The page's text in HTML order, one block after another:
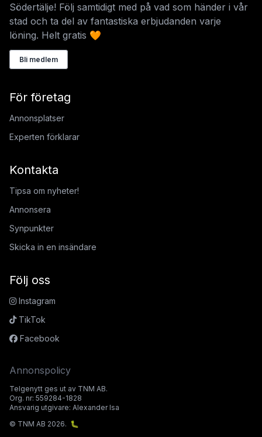
Södertälje! Följ samtidigt med på vad som händer i vår
stad och ta del av fantastiska erbjudanden varje
löning. Helt gratis 🧡
Bli medlem
För företag
Annonsplatser
Experten förklarar
Kontakta
Tipsa om nyheter!
Annonsera
Synpunkter
Skicka in en insändare
Följ oss
Instagram
TikTok
Facebook
Annonspolicy
Telgenytt ges ut av TNM AB.
Org. nr: 559284-1828
Ansvarig utgivare: Alexander Isa
© TNM AB 2026. 🐛